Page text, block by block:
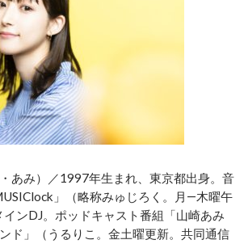
あみ）／1997年生まれ、東京都出身。音
」（略称みゅじろく。月―木曜午
ンDJ。ポッドキャスト番組「山崎あみ
ド」（うるりこ。金土曜更新。共同通信